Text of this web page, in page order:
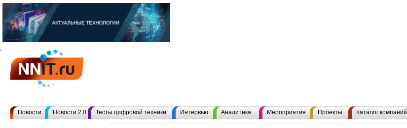
Новости Новости 2.0 Тесты цифровой техники Интервью Аналитика Мероприятия Проекты Каталог компаний